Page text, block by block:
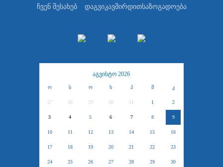
ჩვენ შესახებ დაგვიკავშირდითსაზოგადოება
აგვისტო 2026
ო ს ო ხ პ შ კ
27 28 29 30 31 1 2
3 4 5 6 7 8 9
10 11 12 13 14 15 16
17 18 19 20 21 22 23
24 25 26 27 28 29 30